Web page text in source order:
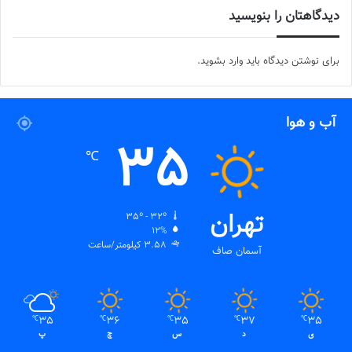
دیدگاهتان را بنویسید
برای نوشتن دیدگاه باید وارد بشوید.
آب و هوا
تهران
آسمان صاف
35
℃
12%
3.58 کیلومتر/ساعت
35
℃
ی
37
℃
د
35
℃
س
36
℃
چ
35
℃
پ